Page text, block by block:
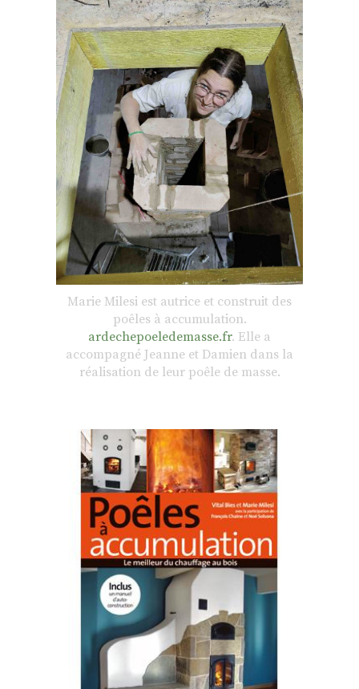
Marie Milesi est autrice et construit des
poêles à accumulation.
ardechepoeledemasse.fr. Elle a
accompagné Jeanne et Damien dans la
réalisation de leur poêle de masse.